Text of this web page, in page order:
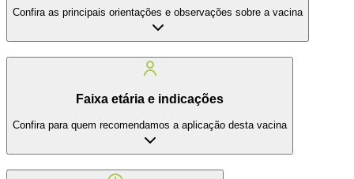
Confira as principais orientações e observações sobre a vacina
Faixa etária e indicações
Confira para quem recomendamos a aplicação desta vacina